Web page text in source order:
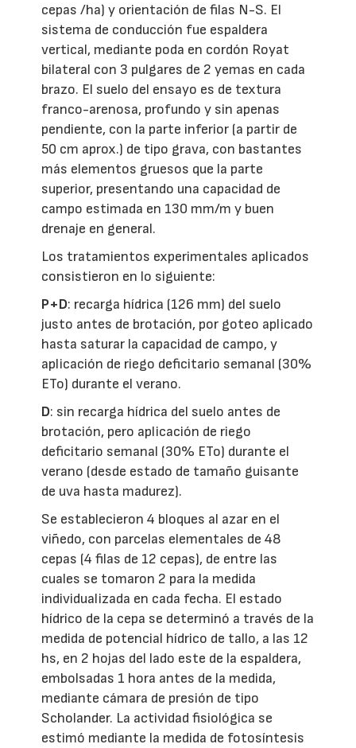
cepas /ha) y orientación de filas N-S. El
sistema de conducción fue espaldera
vertical, mediante poda en cordón Royat
bilateral con 3 pulgares de 2 yemas en cada
brazo. El suelo del ensayo es de textura
franco-arenosa, profundo y sin apenas
pendiente, con la parte inferior (a partir de
50 cm aprox.) de tipo grava, con bastantes
más elementos gruesos que la parte
superior, presentando una capacidad de
campo estimada en 130 mm/m y buen
drenaje en general.
Los tratamientos experimentales aplicados
consistieron en lo siguiente:
P+D: recarga hídrica (126 mm) del suelo
justo antes de brotación, por goteo aplicado
hasta saturar la capacidad de campo, y
aplicación de riego deficitario semanal (30%
ETo) durante el verano.
D: sin recarga hídrica del suelo antes de
brotación, pero aplicación de riego
deficitario semanal (30% ETo) durante el
verano (desde estado de tamaño guisante
de uva hasta madurez).
Se establecieron 4 bloques al azar en el
viñedo, con parcelas elementales de 48
cepas (4 filas de 12 cepas), de entre las
cuales se tomaron 2 para la medida
individualizada en cada fecha. El estado
hídrico de la cepa se determinó a través de la
medida de potencial hídrico de tallo, a las 12
hs, en 2 hojas del lado este de la espaldera,
embolsadas 1 hora antes de la medida,
mediante cámara de presión de tipo
Scholander. La actividad fisiológica se
estimó mediante la medida de fotosíntesis